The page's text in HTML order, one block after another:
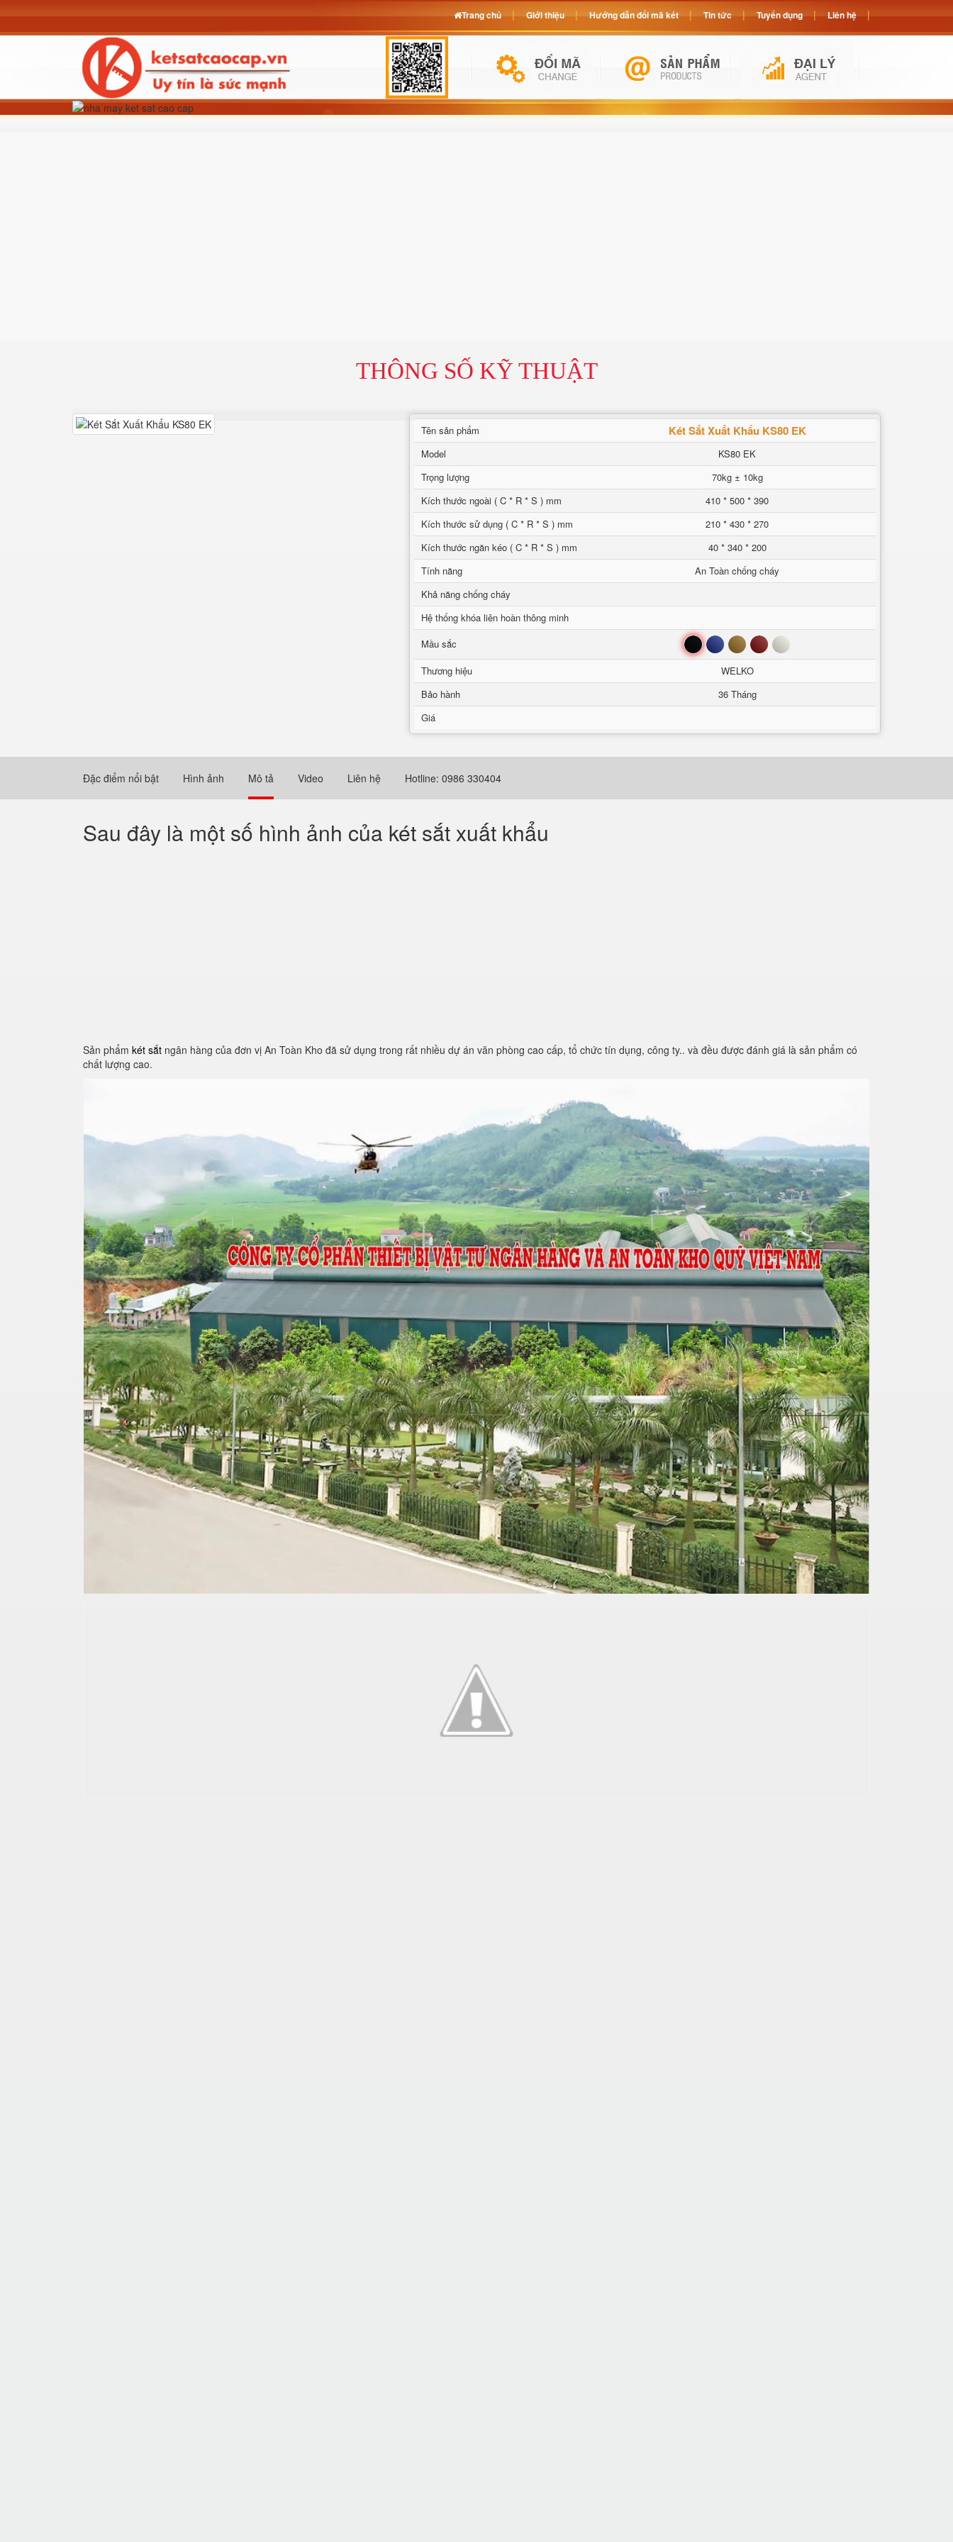
THÔNG SỐ KỸ THUẬT
Tên sản phẩm Két Sắt Xuất Khẩu KS80 EK
Model
KS80 EK
Trọng lượng
70kg ± 10kg
Kích thước ngoài ( C * R * S ) mm
410 * 500 * 390
Kích thước sử dụng ( C * R * S ) mm
210 * 430 * 270
Kích thước ngăn kéo ( C * R * S ) mm
40 * 340 * 200
Tính năng
An Toàn chống cháy
Khả năng chống cháy
Hệ thống khóa liên hoàn thông minh
Mầu sắc
Đen Xanh Nâu Đỏ Trắng
Thương hiệu
WELKO
Bảo hành
36 Tháng
Giá
Đặc điểm nổi bật Hình ảnh Mô tả Video Liên hệ Hotline: 0986 330404
Sau đây là một số hình ảnh của két sắt xuất khẩu
Sản phẩm két sắt ngân hàng của đơn vị An Toàn Kho đã sử dụng trong rất nhiều dự án văn phòng cao cấp, tổ chức tín dụng, công ty.. và đều được đánh giá là sản phẩm có
chất lượng cao.
Trang chủ Giới thiệu Hướng dẫn đổi mã két Tin tức Tuyển dụng Liên hệ